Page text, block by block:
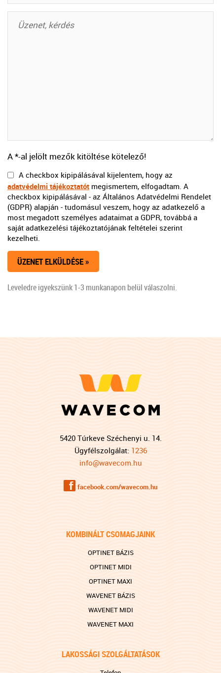
A *-al jelölt mezők kitöltése kötelező!
A checkbox kipipálásával kijelentem, hogy az
adatvédelmi tájékoztatót megismertem, elfogadtam. A
checkbox kipipálásával - az Általános Adatvédelmi Rendelet
(GDPR) alapján - tudomásul veszem, hogy az adatkezelő a
most megadott személyes adataimat a GDPR, továbbá a
saját adatkezelési tájékoztatójának feltételei szerint
kezelheti.
Leveledre igyekszünk 1-3 munkanapon belül válaszolni.
5420 Túrkeve Széchenyi u. 14.
Ügyfélszolgálat: 1236
info@wavecom.hu
f facebook.com/wavecom.hu
KOMBINÁLT CSOMAGJAINK
OPTINET BÁZIS
OPTINET MIDI
OPTINET MAXI
WAVENET BÁZIS
WAVENET MIDI
WAVENET MAXI
LAKOSSÁGI SZOLGÁLTATÁSOK